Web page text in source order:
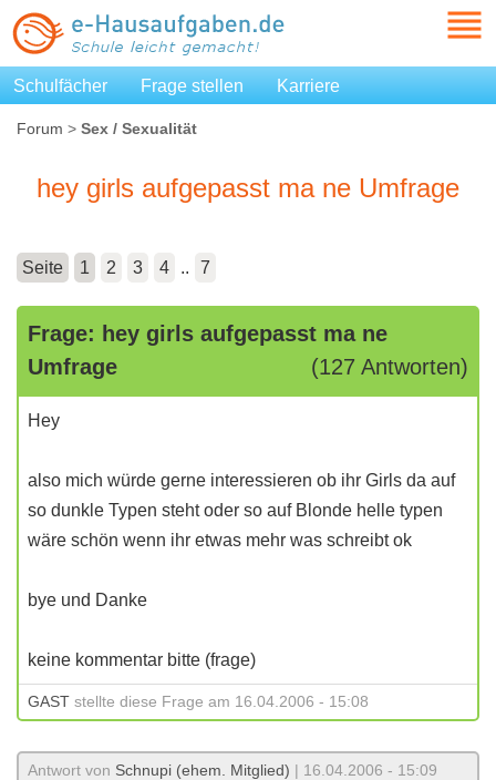
Schulfächer Frage stellen Karriere
Forum > Sex / Sexualität
hey girls aufgepasst ma ne Umfrage
Seite 1 2 3 4 .. 7
Frage: hey girls aufgepasst ma ne
Umfrage
(127 Antworten)
Hey
also mich würde gerne interessieren ob ihr Girls da auf
so dunkle Typen steht oder so auf Blonde helle typen
wäre schön wenn ihr etwas mehr was schreibt ok
bye und Danke
keine kommentar bitte (frage)
GAST stellte diese Frage am 16.04.2006 - 15:08
Antwort von Schnupi (ehem. Mitglied) | 16.04.2006 - 15:09